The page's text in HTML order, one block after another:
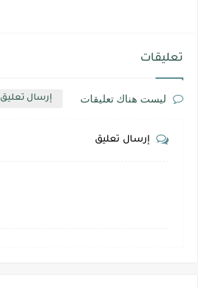
تعليقات
ليست هناك تعليقات إرسال تعليق
إرسال تعليق